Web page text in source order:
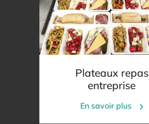
Plateaux repas
entreprise
En savoir plus